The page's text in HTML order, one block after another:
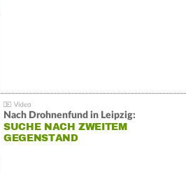
Nach Drohnenfund in Leipzig:
SUCHE NACH ZWEITEM
GEGENSTAND